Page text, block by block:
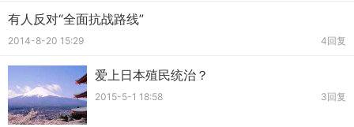
有人反对“全面抗战路线”
2014-8-20 15:29 4回复
爱上日本殖民统治？
2015-5-1 18:58 3回复